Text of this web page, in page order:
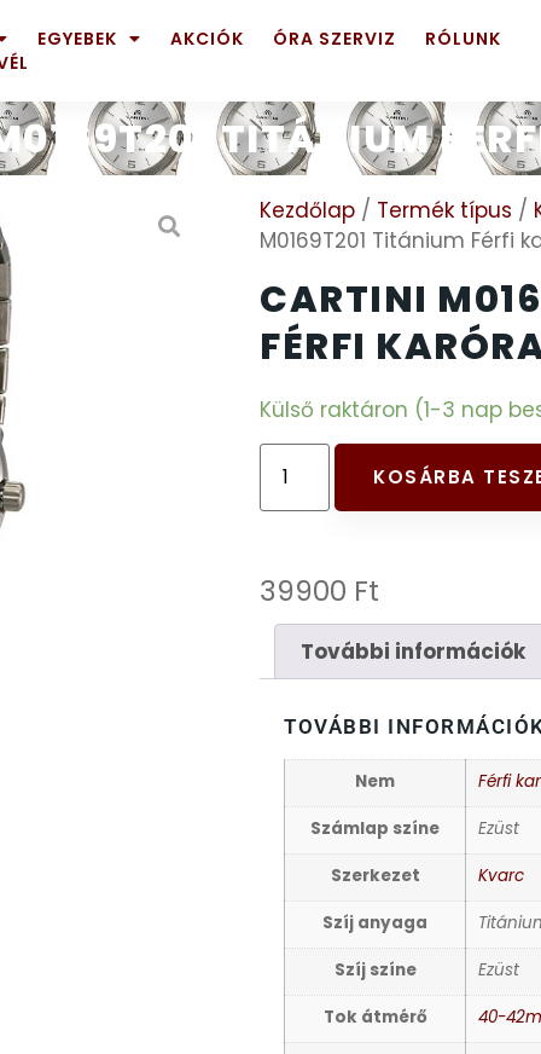
EGYEBEK AKCIÓK ÓRA SZERVIZ
RÓLUNK
TITÁNIUM
Kezdőlap / Termék típus /
M0169T201 Titánium Férfi
CARTINI
FÉRFI
Külső raktáron (1-3 nap
KOSÁRBA
39900 Ft
További információk
TOVÁBBI
Nem Férfi
Számlap színe Ezüst
Szerkezet Kvarc
Szíj anyaga
Szíj színe Ezüst
Tok átmérő 40-